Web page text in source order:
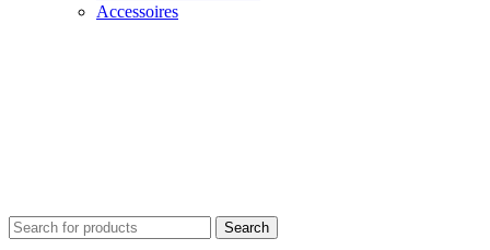
Accessoires
Search